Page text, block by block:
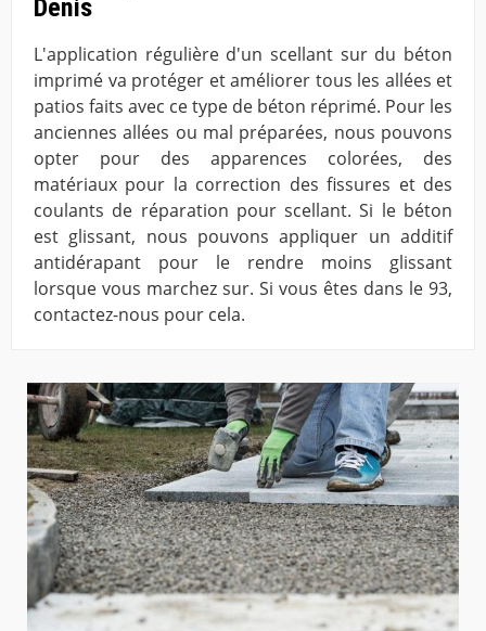
Denis
L'application régulière d'un scellant sur du béton
imprimé va protéger et améliorer tous les allées et
patios faits avec ce type de béton réprimé. Pour les
anciennes allées ou mal préparées, nous pouvons
opter pour des apparences colorées, des
matériaux pour la correction des fissures et des
coulants de réparation pour scellant. Si le béton
est glissant, nous pouvons appliquer un additif
antidérapant pour le rendre moins glissant
lorsque vous marchez sur. Si vous êtes dans le 93,
contactez-nous pour cela.